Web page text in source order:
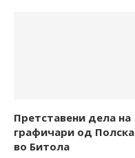
Претставени дела на
графичари од Полска
во Битола